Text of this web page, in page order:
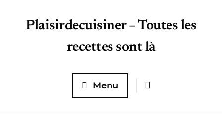
Plaisirdecuisiner – Toutes les
recettes sont là
Menu